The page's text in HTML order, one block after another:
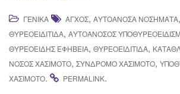
σχέση του με το
θυρεοειδή
ΓΕΝΙΚΆ ΆΓΧΟΣ, ΑΥΤΟΆΝΟΣΑ ΝΟΣΉΜΑΤΑ,
ΘΥΡΕΟΕΙΔΊΤΙΔΑ, ΑΥΤΟΆΝΟΣΟΣ
ΘΥΡΕΟΕΙΔΉΣ ΕΦΗΒΕΊΑ, ΘΥΡΕΟΕΙΔΊΤΙΔΑ,
ΝΌΣΟΣ ΧΑΣΙΜΌΤΟ, ΣΎΝΔΡΟΜΟ ΧΑΣΙΜΌΤΟ,
ΧΑΣΙΜΌΤΟ. PERMALINK.